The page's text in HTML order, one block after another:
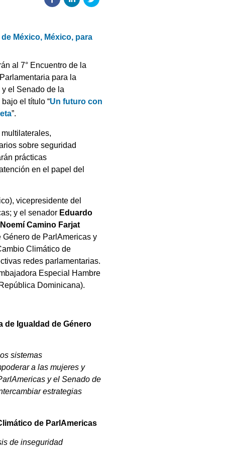
México, México, para
al 7° Encuentro de la
para la
el Senado de la
el título “Un futuro con
”.
sobre seguridad
prácticas
en el papel del
vicepresidente del
y el senador Eduardo
Camino Farjat
de ParlAmericas y
Climático de
redes parlamentarias.
Especial Hambre
Dominicana).
de Igualdad de Género
sistemas
a las mujeres y
y el Senado de
estrategias
de ParlAmericas
de inseguridad